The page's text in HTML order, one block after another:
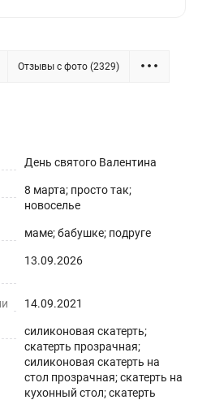
экологически
нескользкости,
до 70°С).
от отпечатков
пятен жира.
Отзывы с фото (2329)
День святого Валентина
8 марта; просто так;
новоселье
маме; бабушке; подруге
13.09.2026
14.09.2021
силиконовая скатерть;
скатерть прозрачная;
силиконовая скатерть на
стол прозрачная; скатерть на
кухонный стол; скатерть